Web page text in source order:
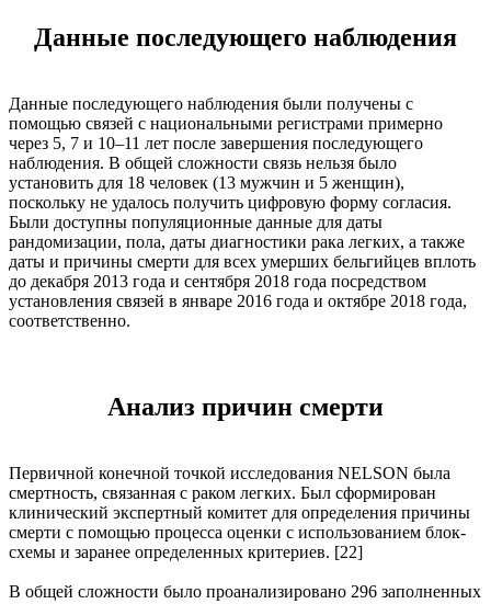
Данные последующего наблюдения
Данные последующего наблюдения были получены с
помощью связей с национальными регистрами примерно
через 5, 7 и 10–11 лет после завершения последующего
наблюдения. В общей сложности связь нельзя было
установить для 18 человек (13 мужчин и 5 женщин),
поскольку не удалось получить цифровую форму согласия.
Были доступны популяционные данные для даты
рандомизации, пола, даты диагностики рака легких, а также
даты и причины смерти для всех умерших бельгийцев вплоть
до декабря 2013 года и сентября 2018 года посредством
установления связей в январе 2016 года и октябре 2018 года,
соответственно.
Анализ причин смерти
Первичной конечной точкой исследования NELSON была
смертность, связанная с раком легких. Был сформирован
клинический экспертный комитет для определения причины
смерти с помощью процесса оценки с использованием блок-
схемы и заранее определенных критериев. [22]
В общей сложности было проанализировано 296 заполненных